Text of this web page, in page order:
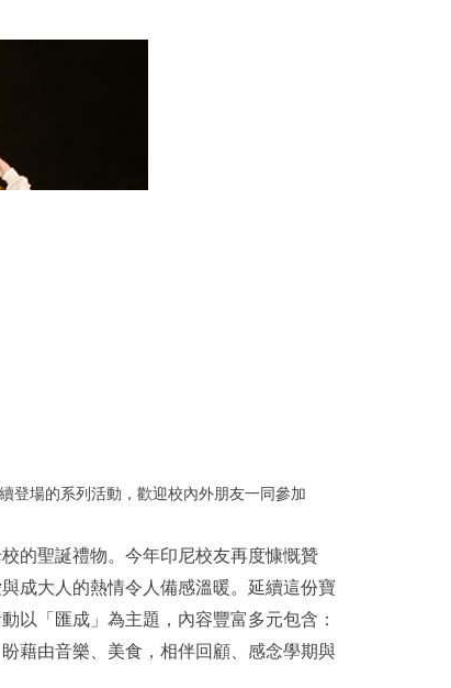
登場的系列活動，歡迎校內外朋友一同參加
的聖誕禮物。今年印尼校友再度慷慨贊
成大人的熱情令人備感溫暖。延續這份寶
以「匯成」為主題，內容豐富多元包含：
藉由音樂、美食，相伴回顧、感念學期與